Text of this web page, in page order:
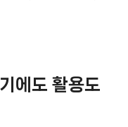
에도 활용도